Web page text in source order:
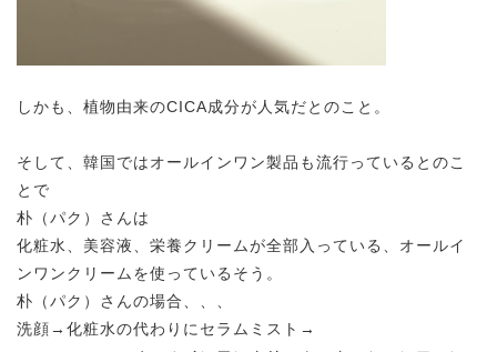
しかも、植物由来のCICA成分が人気だとのこと。
そして、韓国ではオールインワン製品も流行っているとのこ
とで
朴（パク）さんは
化粧水、美容液、栄養クリームが全部入っている、オールイ
ンワンクリームを使っているそう。
朴（パク）さんの場合、、、
洗顔→化粧水の代わりにセラムミスト→